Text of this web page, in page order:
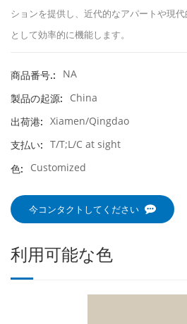
ションを提供し、近代的なアパートや現
として効率的に機能します。
商品番号.:
NA
製品の起源:
China
出荷港: Xiamen/Qingdao
支払い: T/T;L/C at sight
色:
Customized
今コンタクトしてください
利用可能な色